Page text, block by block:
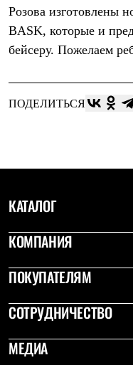
Теплое термобелье
Легкое термобелье
Флисовая одежда
Утепленная пухом
Комбинезоны
Лёгкая одежда
Толстовки
Брюки
Куртки
Куртки
Брюки
Комбинезоны
Термобелье
Розова изготовлены
BASK, которые и
бейсеру. Пожелаем
ПОДЕЛИТЬСЯ
КАТАЛОГ
КОМПАНИЯ
ПОКУПАТЕЛЯМ
СОТРУДНИЧЕСТВО
МЕДИА